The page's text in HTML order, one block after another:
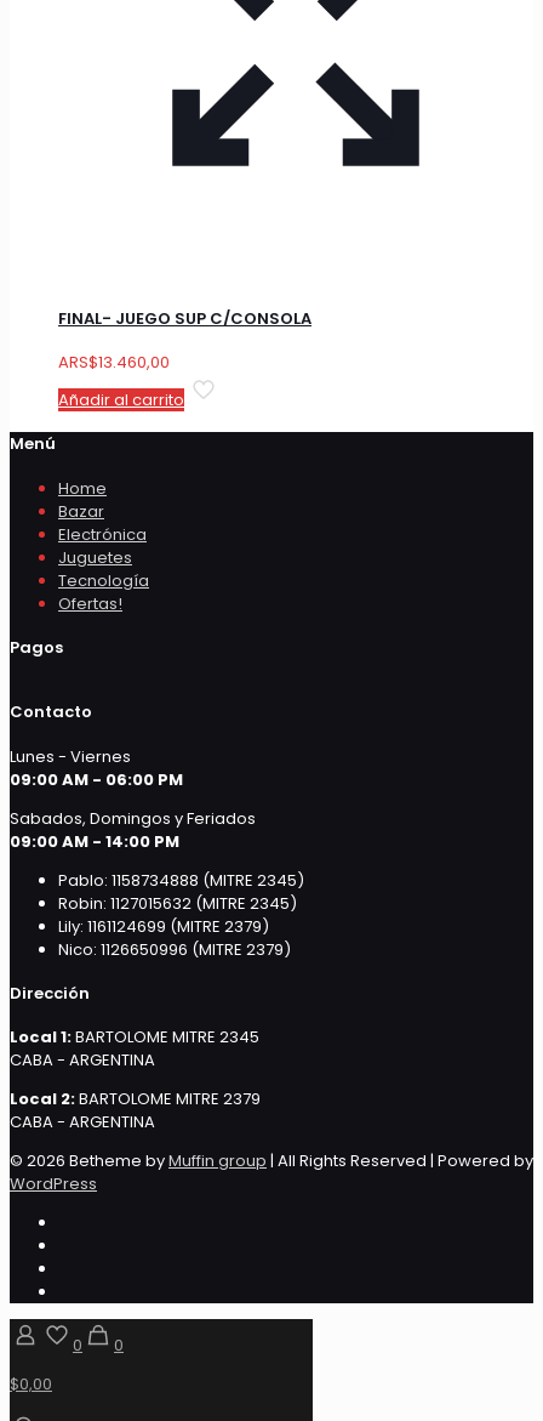
FINAL- JUEGO SUP C/CONSOLA
ARS$13.460,00
Añadir al carrito
Menú
Home
Bazar
Electrónica
Juguetes
Tecnología
Ofertas!
Pagos
Contacto
Lunes - Viernes
09:00 AM - 06:00 PM
Sabados, Domingos y Feriados
09:00 AM - 14:00 PM
Pablo: 1158734888 (MITRE 2345)
Robin: 1127015632 (MITRE 2345)
Lily: 1161124699 (MITRE 2379)
Nico: 1126650996 (MITRE 2379)
Dirección
Local 1:BARTOLOME MITRE 2345
CABA - ARGENTINA
Local 2:BARTOLOME MITRE 2379
CABA - ARGENTINA
© 2026 Betheme byMuffin group | All Rights Reserved | Powered by
WordPress
0
0
$0,00